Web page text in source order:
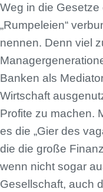
Weg in die
„Rumpeleien“
nennen. Denn viel
Banken als
Wirtschaft
Profite zu machen.
es die „Gier des
die die große
wenn nicht sogar
Gesellschaft, auch